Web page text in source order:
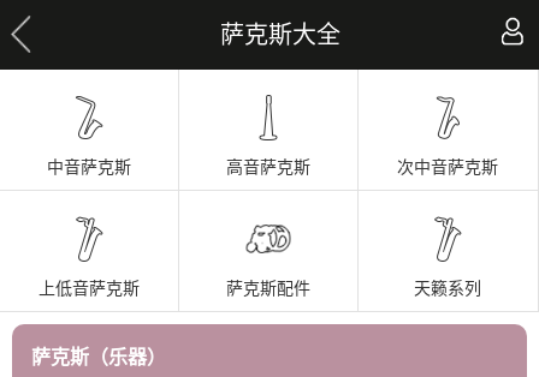
萨克斯大全
中音萨克斯 高音萨克斯 次中音萨克斯
上低音萨克斯 萨克斯配件 天籁系列
萨克斯（乐器）